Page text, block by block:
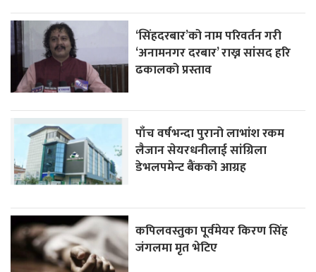
‘सिंहदरबार’को नाम परिवर्तन गरी
‘अनामनगर दरबार’ राख्न सांसद हरि
ढकालको प्रस्ताव
पाँच वर्षभन्दा पुरानो लाभांश रकम
लैजान सेयरधनीलाई सांग्रिला
डेभलपमेन्ट बैंकको आग्रह
कपिलवस्तुका पूर्वमेयर किरण सिंह
जंगलमा मृत भेटिए